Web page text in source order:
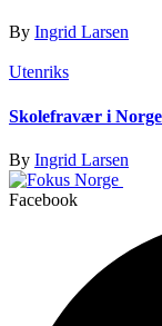
By Ingrid Larsen
Utenriks
Skolefravær i
By Ingrid Larsen
Facebook